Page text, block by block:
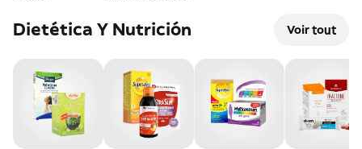
Dietética Y Nutrición Voir tout